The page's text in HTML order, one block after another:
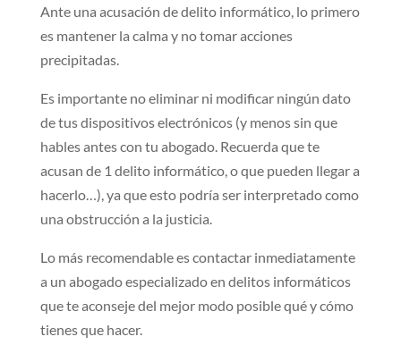
Ante una acusación de delito informático, lo primero
es mantener la calma y no tomar acciones
precipitadas.
Es importante no eliminar ni modificar ningún dato
de tus dispositivos electrónicos (y menos sin que
hables antes con tu abogado. Recuerda que te
acusan de 1 delito informático, o que pueden llegar a
hacerlo…), ya que esto podría ser interpretado como
una obstrucción a la justicia.
Lo más recomendable es contactar inmediatamente
a un abogado especializado en delitos informáticos
que te aconseje del mejor modo posible qué y cómo
tienes que hacer.